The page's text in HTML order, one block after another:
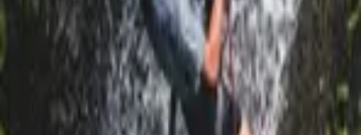
5
(
4
חוות דעת)
מועדון הסנפלינג סימבה מציע לכם מגוון פעילויות שיעלו לכם את רמת
האנדרנלין! טיולי סנפלינג, פארקי חבלים חוויתיים וטיפוס בקירי טיפוס
מאתגרים, טיולים מותאמים אישית, ביקור בנחלים מפלים, גלישה
במצוקים, סיורים והדרכות במערות מרתקות ועוד.
קרא עוד